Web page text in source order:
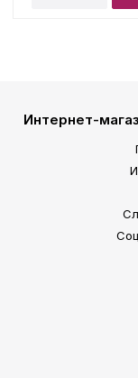
Интернет-